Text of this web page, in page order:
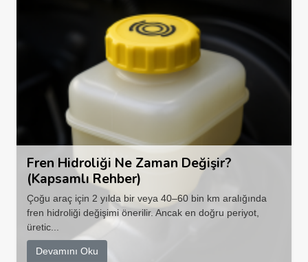
Fren Hidroliği Ne Zaman Değişir?
(Kapsamlı Rehber)
Çoğu araç için 2 yılda bir veya 40–60 bin km aralığında
fren hidroliği değişimi önerilir. Ancak en doğru periyot,
üretic...
Devamını Oku